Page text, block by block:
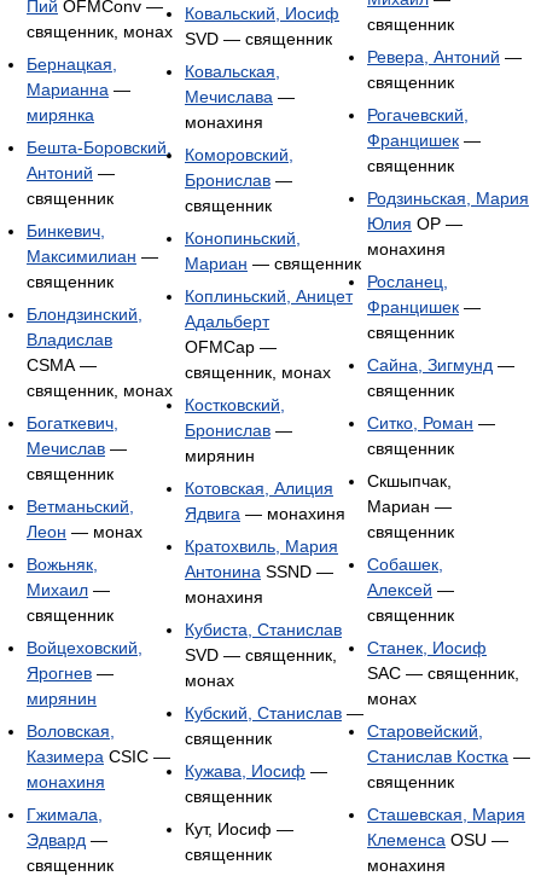
Пий OFMConv —
священник, монах
Бернацкая,
Марианна —
мирянка
Бешта-Боровский,
Антоний —
священник
Бинкевич,
Максимилиан —
священник
Блондзинский,
Владислав
CSMA —
священник, монах
Богаткевич,
Мечислав —
священник
Ветманьский,
Леон — монах
Вожьняк,
Михаил —
священник
Войцеховский,
Ярогнев —
мирянин
Воловская,
Казимера CSIC —
монахиня
Гжимала,
Эдвард —
священник
Ковальский, Иосиф
SVD — священник
Ковальская,
Мечислава —
монахиня
Коморовский,
Бронислав —
священник
Конопиньский,
Мариан — священник
Коплиньский, Аницет
Адальберт
OFMCap —
священник, монах
Костковский,
Бронислав —
мирянин
Котовская, Алиция
Ядвига — монахиня
Кратохвиль, Мария
Антонина SSND —
монахиня
Кубиста, Станислав
SVD — священник,
монах
Кубский, Станислав —
священник
Кужава, Иосиф —
священник
Кут, Иосиф —
священник
священник
Ревера, Антоний —
священник
Рогачевский,
Францишек —
священник
Родзиньская, Мария
Юлия OP —
монахиня
Росланец,
Францишек —
священник
Сайна, Зигмунд —
священник
Ситко, Роман —
священник
Скшыпчак,
Мариан —
священник
Собашек,
Алексей —
священник
Станек, Иосиф
SAC — священник,
монах
Старовейский,
Станислав Костка —
священник
Сташевская, Мария
Клеменса OSU —
монахиня